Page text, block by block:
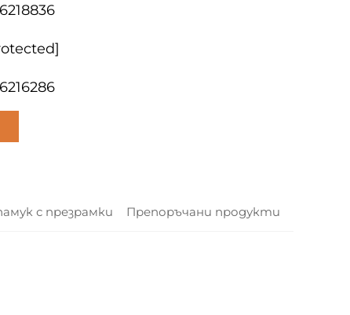
с презрамки Препоръчани продукти